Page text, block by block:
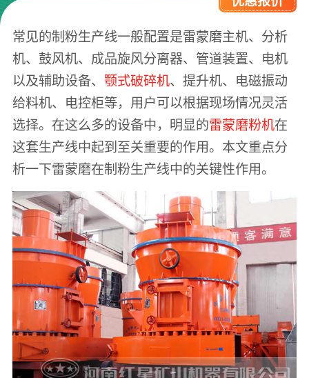
常见的制粉生产线一般配置是雷蒙磨主机、分析
机、鼓风机、成品旋风分离器、管道装置、电机
以及辅助设备、 颚式破碎机、提升机、电磁振动
给料机、电控柜等，用户可以根据现场情况灵活
选择。在这么多的设备中，明显的雷蒙磨粉机在
这套生产线中起到至关重要的作用。本文重点分
析一下雷蒙磨在制粉生产线中的关键性作用。